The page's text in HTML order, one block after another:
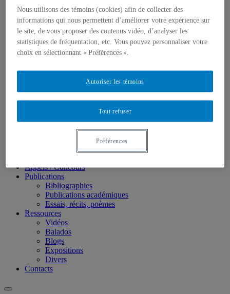
Résumé
Perspectives de recherche
Équipe
Chercheur.e.s
Collaborateur.ice.s
Adjoint.e.s de recherche
Description du partenariat
Partenaires
Programmation des activités
Archive – Infolettres Reve
Activités
Milieux humides
Matériau végétal
Jardins et communautés
Appels / Concours
Publications
Bibliographies
Publications académiques
Essais, récits, poèmes
Ressources
Vidéos
Balados
Blogs
Expositions
Divers
Contacts
Nous utilisons des témoins (cookies) afin de collecter des
informations qui nous permettent d’améliorer votre expérience sur
le site, de vous proposer des contenus vidéo, d’analyser les
statistiques de fréquentation, etc. Vous pouvez personnaliser votre
choix en sélectionnant « Préférences ».
Tout refuser
Autoriser les témoins
Préférences